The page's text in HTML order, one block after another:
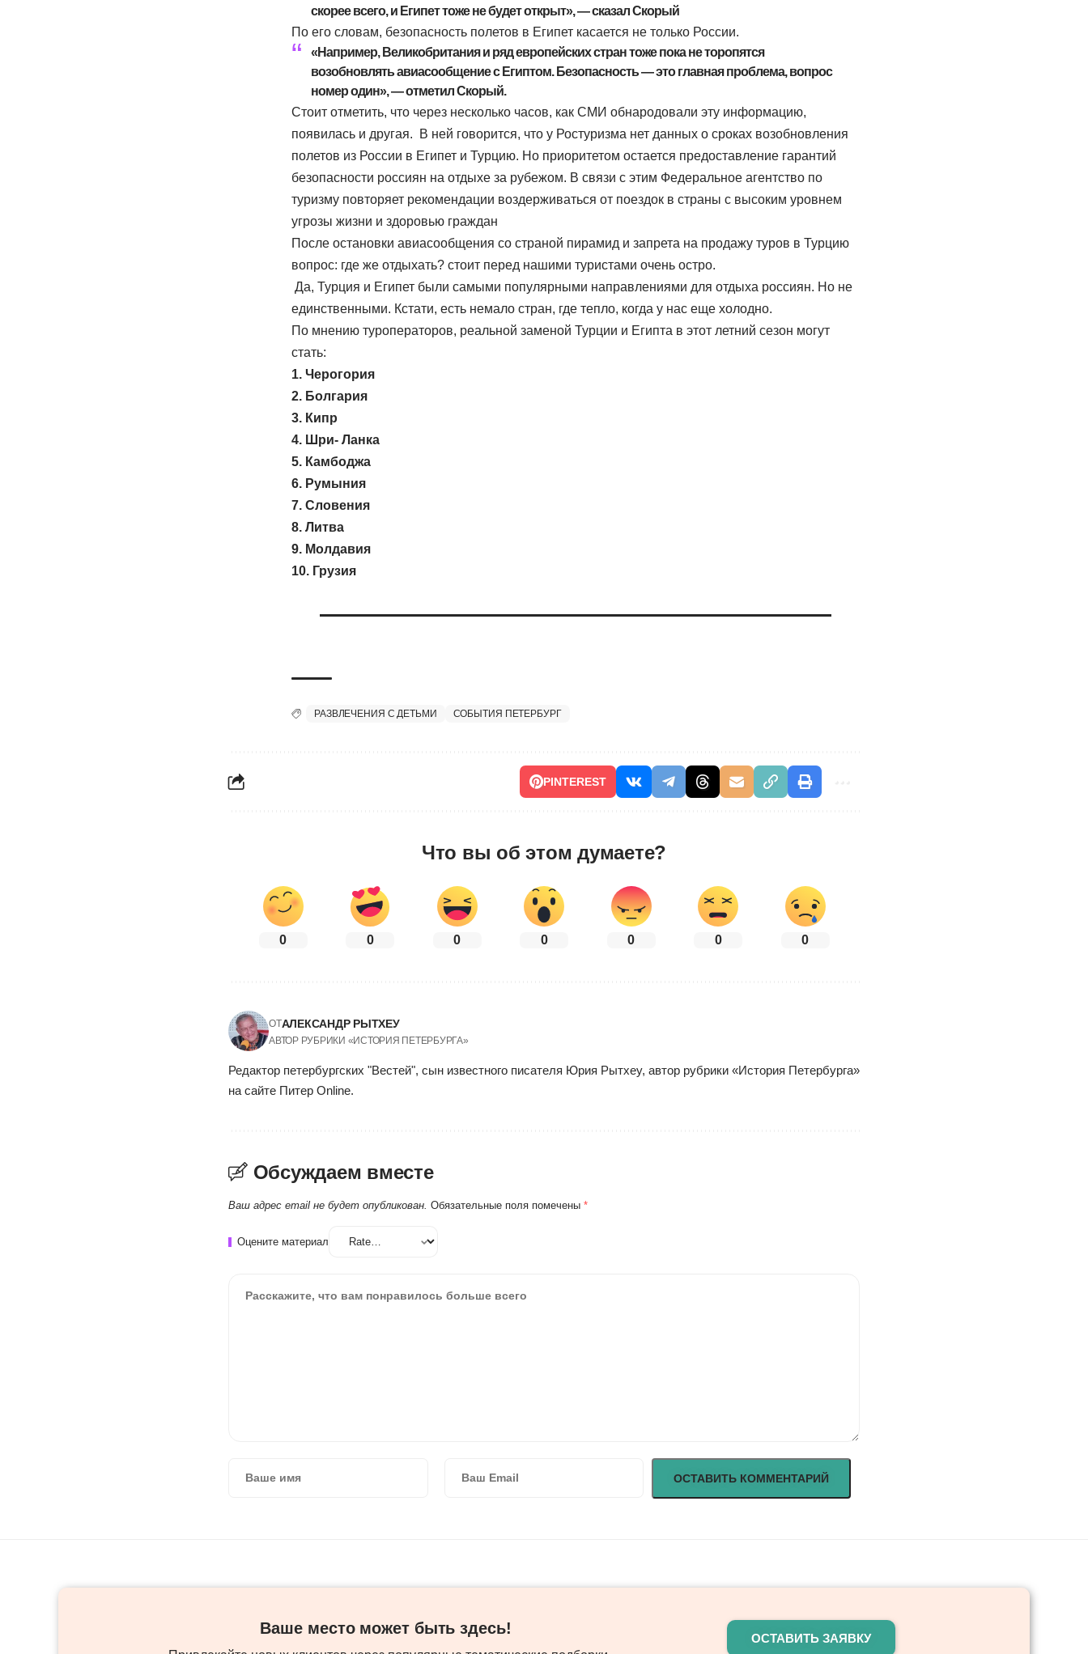
скорее всего, и Египет тоже не будет открыт», — сказал Скорый
По его словам, безопасность полетов в Египет касается не только России.
«Например, Великобритания и ряд европейских стран тоже пока не торопятся
возобновлять авиасообщение с Египтом. Безопасность — это главная проблема, вопрос
номер один», — отметил Скорый.
Стоит отметить, что через несколько часов, как СМИ обнародовали эту информацию,
появилась и другая. В ней говорится, что у Ростуризма нет данных о сроках возобновления
полетов из России в Египет и Турцию. Но приоритетом остается предоставление гарантий
безопасности россиян на отдыхе за рубежом. В связи с этим Федеральное агентство по
туризму повторяет рекомендации воздерживаться от поездок в страны с высоким уровнем
угрозы жизни и здоровью граждан
После остановки авиасообщения со страной пирамид и запрета на продажу туров в Турцию
вопрос: где же отдыхать? стоит перед нашими туристами очень остро.
Да, Турция и Египет были самыми популярными направлениями для отдыха россиян. Но не
единственными. Кстати, есть немало стран, где тепло, когда у нас еще холодно.
По мнению туроператоров, реальной заменой Турции и Египта в этот летний сезон могут
стать:
1. Черогория
2. Болгария
3. Кипр
4. Шри- Ланка
5. Камбоджа
6. Румыния
7. Словения
8. Литва
9. Молдавия
10. Грузия
РАЗВЛЕЧЕНИЯ С ДЕТЬМИ СОБЫТИЯ ПЕТЕРБУРГ
PINTEREST
Что вы об этом думаете?
0 0 0 0 0 0 0
ОТАЛЕКСАНДР РЫТХЕУ
АВТОР РУБРИКИ «ИСТОРИЯ ПЕТЕРБУРГА»
Редактор петербургских "Вестей", сын известного писателя Юрия Рытхеу, автор рубрики «История Петербурга»
на сайте Питер Online.
Обсуждаем вместе
Ваш адрес email не будет опубликован. Обязательные поля помечены *
Оцените материал
Ваше место может быть здесь! ​
ОСТАВИТЬ ЗАЯВКУ